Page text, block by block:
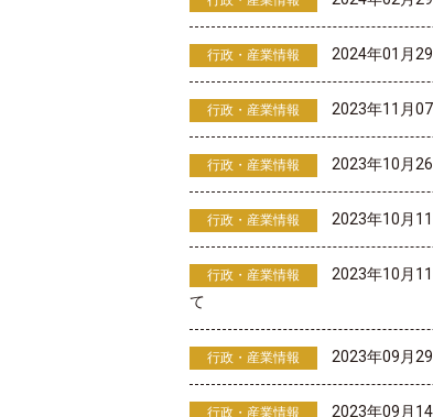
行政・産業情報 2024年01月
行政・産業情報 2023年11月
行政・産業情報 2023年10月
行政・産業情報 2023年10月
行政・産業情報 2023年10月
て
行政・産業情報 2023年09月
行政・産業情報 2023年09月